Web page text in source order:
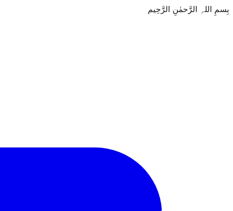
بِسمِ اللہِ الرَّحمٰنِ الرَّحِيم